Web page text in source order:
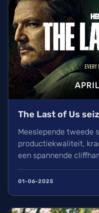
The Last of Us
Meeslepende tweede
productiekwaliteit,
een spannende
01-06-2025